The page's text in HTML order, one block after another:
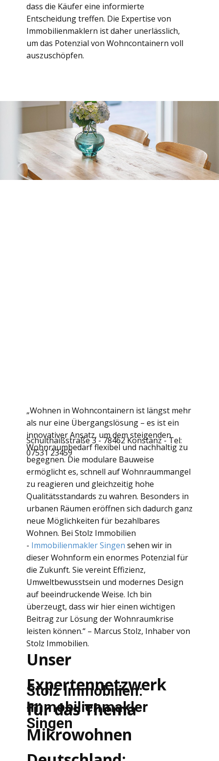
dass die Käufer eine informierte
Entscheidung treffen. Die Expertise von
Immobilienmaklern ist daher unerlässlich,
um das Potenzial von Wohncontainern voll
auszuschöpfen.
Unser
Expertennetzwerk
für das Thema
Mikrowohnen
Stolz Immobilien:
Immobilienmakler
Singen
Schulthaißstraße 3 - 78462 Konstanz - Tel:
07531 23459
„Wohnen in Wohncontainern ist längst mehr
als nur eine Übergangslösung – es ist ein
innovativer Ansatz, um dem steigenden
Wohnraumbedarf flexibel und nachhaltig zu
begegnen. Die modulare Bauweise
ermöglicht es, schnell auf Wohnraummangel
zu reagieren und gleichzeitig hohe
Qualitätsstandards zu wahren. Besonders in
urbanen Räumen eröffnen sich dadurch ganz
neue Möglichkeiten für bezahlbares
Wohnen. Bei Stolz Immobilien
- Immobilienmakler Singen sehen wir in
dieser Wohnform ein enormes Potenzial für
die Zukunft. Sie vereint Effizienz,
Umweltbewusstsein und modernes Design
auf beeindruckende Weise. Ich bin
überzeugt, dass wir hier einen wichtigen
Beitrag zur Lösung der Wohnraumkrise
leisten können.“ – Marcus Stolz, Inhaber von
Stolz Immobilien.